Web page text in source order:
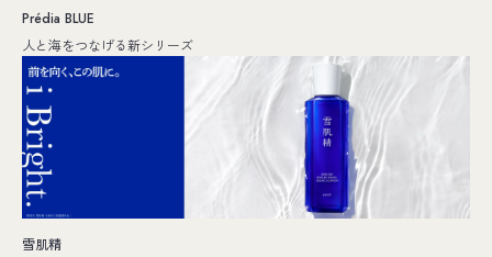
Prédia BLUE
人と海をつなげる新シリーズ
雪肌精